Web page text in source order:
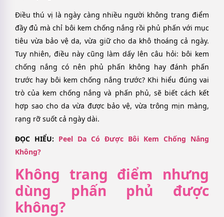
Điều thú vị là ngày càng nhiều người không trang điểm
đầy đủ mà chỉ bôi kem chống nắng rồi phủ phấn với mục
tiêu vừa bảo vệ da, vừa giữ cho da khô thoáng cả ngày.
Tuy nhiên, điều này cũng làm dấy lên câu hỏi: bôi kem
chống nắng có nên phủ phấn không hay đánh phấn
trước hay bôi kem chống nắng trước? Khi hiểu đúng vai
trò của kem chống nắng và phấn phủ, sẽ biết cách kết
hợp sao cho da vừa được bảo vệ, vừa trông mịn màng,
rạng rỡ suốt cả ngày dài.
ĐỌC HIỂU: Peel Da Có Được Bôi Kem Chống Nắng
Không?
Không trang điểm nhưng
dùng phấn phủ được
không?